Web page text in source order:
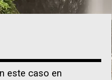
este caso en